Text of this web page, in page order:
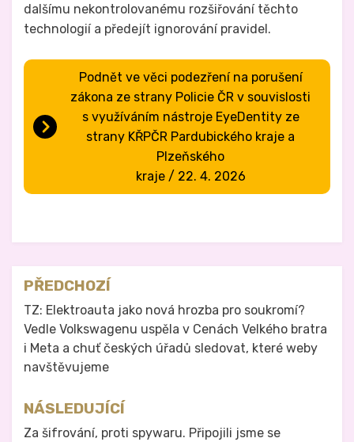
dalšímu nekontrolovanému rozšiřování těchto
technologií a předejít ignorování pravidel.
Podnět ve věci podezření na porušení
zákona ze strany Policie ČR v souvislosti
s využíváním nástroje EyeDentity ze
strany KŘPČR Pardubického kraje a
Plzeňského
kraje / 22. 4. 2026
Navigace
pro
příspěvek
PŘEDCHOZÍ
TZ: Elektroauta jako nová hrozba pro soukromí?
Vedle Volkswagenu uspěla v Cenách Velkého bratra
i Meta a chuť českých úřadů sledovat, které weby
navštěvujeme
NÁSLEDUJÍCÍ
Za šifrování, proti spywaru. Připojili jsme se